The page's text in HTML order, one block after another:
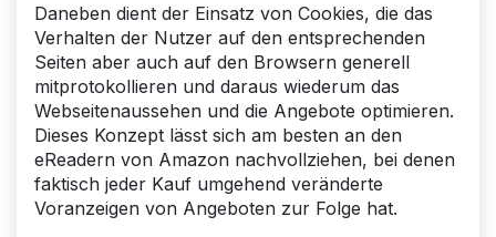
Daneben dient der Einsatz von Cookies, die das
Verhalten der Nutzer auf den entsprechenden
Seiten aber auch auf den Browsern generell
mitprotokollieren und daraus wiederum das
Webseitenaussehen und die Angebote optimieren.
Dieses Konzept lässt sich am besten an den
eReadern von Amazon nachvollziehen, bei denen
faktisch jeder Kauf umgehend veränderte
Voranzeigen von Angeboten zur Folge hat.